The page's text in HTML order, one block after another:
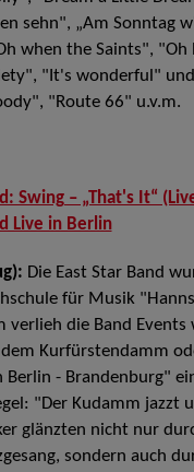
sehn", „Am Sonntag
when the Saints", "Oh
"It's wonderful"
"Route 66" u.v.m.
Swing – „That's It“
Live in Berlin
Die East Star Band
für Musik
verlieh die Band Events
Kurfürstendamm
- Brandenburg"
"Der Kudamm jazzt
glänzten nicht nur
sondern auch